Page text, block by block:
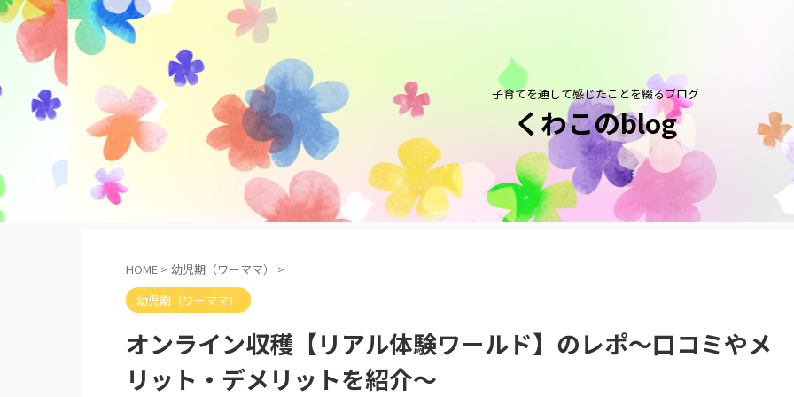
子育てを通して感じたことを綴るブログ
くわこのblog
HOME > 幼児期（ワーママ）
>
幼児期（ワーママ）
オンライン収穫【リアル体験ワールド】のレポ～口コミやメ
リット・デメリットを紹介～